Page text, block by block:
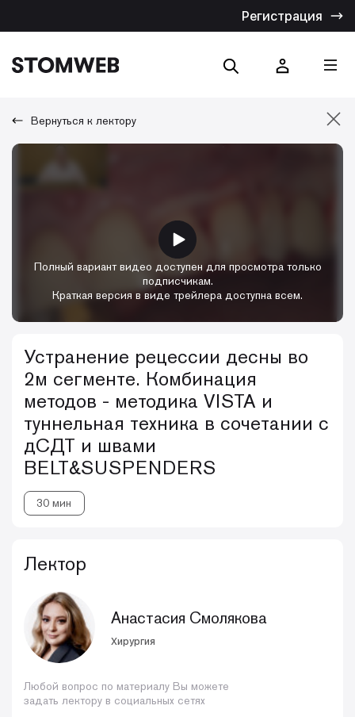
Регистрация
Вернуться к лектору
Полный вариант видео доступен для просмотра только
подписчикам.
Краткая версия в виде трейлера доступна всем.
Устранение рецессии десны во
2м сегменте. Комбинация
методов - методика VISTA и
туннельная техника в сочетании с
дСДТ и швами
BELT&SUSPENDERS
30 мин
Лектор
Анастасия Смолякова
Хирургия
Любой вопрос по материалу Вы можете
задать лектору в социальных сетях
Отмена
Искать по названию